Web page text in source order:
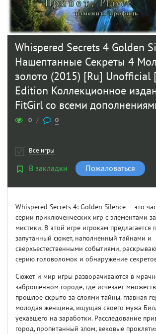
Whispered Secrets 4 Golden
Нашептанные Секреты 4
золото (2015) [Ru] Unofficial
Edition Коллекционное
FitGirl со всеми
0 / 0
Все игры
В закладки Пожаловаться
Whispered Secrets 4: Golden Silence — это
серии приключенческих игр с элементами
мистики. В этой игре игрокам предлагается
запутанный сюжет, наполненный тайнами и
сверхъестественными событиями,
серию головоломок и обнаружение
Сюжет и мир игры разворачиваются в
заброшенном городе, где исчезает
прошлое скрыто за слоями тайны. главная
молодая женщина, ищущая своего мужа
уехавшего на заработки. Расследование
город, пропитанный злом, вековые